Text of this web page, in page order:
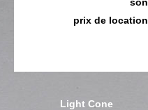
prix de location
Light Cone